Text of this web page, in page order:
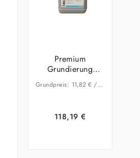
Premium
Grundierung
Schönox VD 10
Kg
Grundpreis: 11,82 €/ kg
118,19€